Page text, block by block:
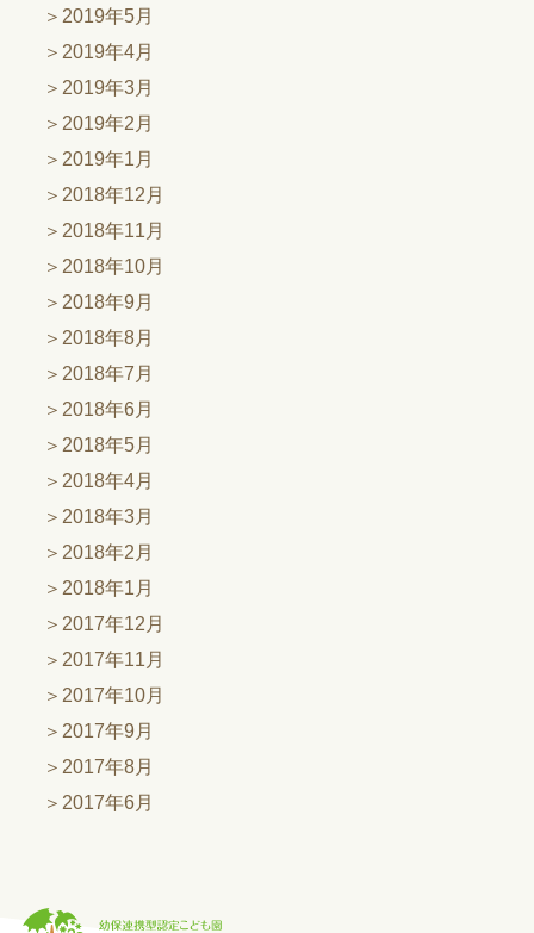
2019年5月
2019年4月
2019年3月
2019年2月
2019年1月
2018年12月
2018年11月
2018年10月
2018年9月
2018年8月
2018年7月
2018年6月
2018年5月
2018年4月
2018年3月
2018年2月
2018年1月
2017年12月
2017年11月
2017年10月
2017年9月
2017年8月
2017年6月